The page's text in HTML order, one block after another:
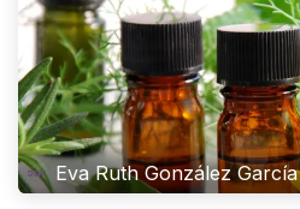
Eva Ruth González García